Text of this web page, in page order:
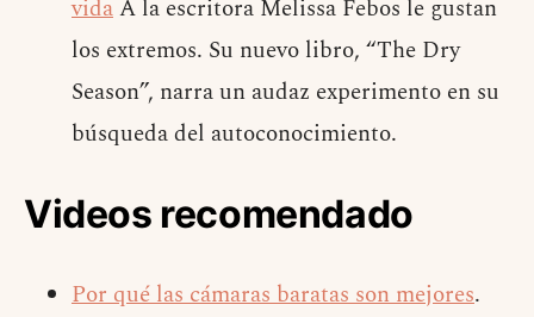
vidaA la escritora Melissa Febos le gustan
los extremos. Su nuevo libro, “The Dry
Season”, narra un audaz experimento en su
búsqueda del autoconocimiento.
Videos recomendado
Por qué las cámaras baratas son mejores.